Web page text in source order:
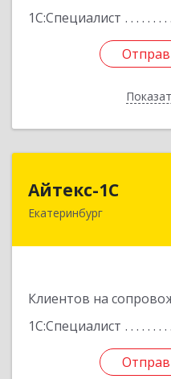
1С:Специалист
Айтекс-1С
Екатеринбург
Клиентов на
1С:Специалист
620041,